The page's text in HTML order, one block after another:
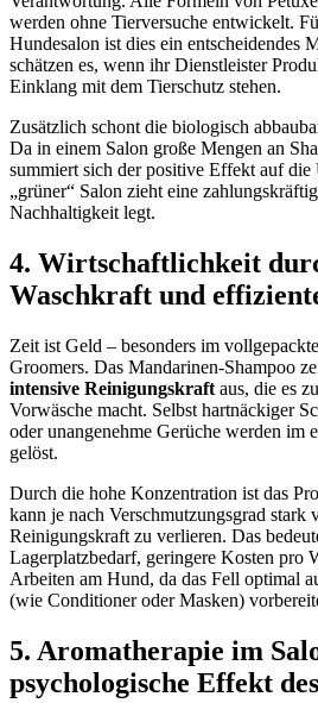
werden ohne Tierversuche entwickelt.
Hundesalon ist dies ein entscheidendes
schätzen es, wenn ihr Dienstleister
Einklang mit dem Tierschutz stehen.
Zusätzlich schont die biologisch
Da in einem Salon große Mengen an
summiert sich der positive Effekt auf
„grüner“ Salon zieht eine
Nachhaltigkeit legt.
4. Wirtschaftlichkeit
Waschkraft und
Zeit ist Geld – besonders im
Groomers. Das Mandarinen-Shampoo
intensive Reinigungskraft aus, die es
Vorwäsche macht. Selbst hartnäckiger
oder unangenehme Gerüche werden im
gelöst.
Durch die hohe Konzentration ist das
kann je nach Verschmutzungsgrad stark
Reinigungskraft zu verlieren. Das
Lagerplatzbedarf, geringere Kosten pro
Arbeiten am Hund, da das Fell optimal
(wie Conditioner oder Masken)
5. Aromatherapie im
psychologische Effekt